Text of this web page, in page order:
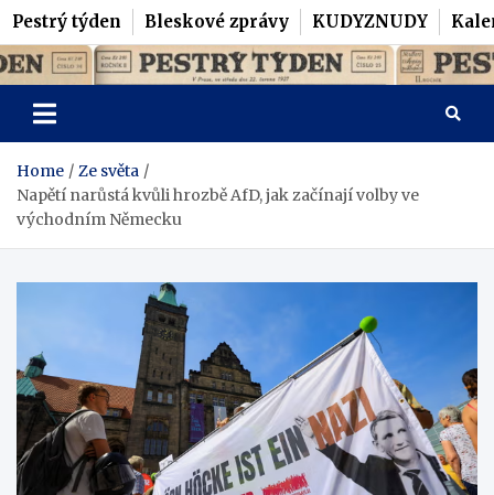
Pestrý týden Bleskové zprávy KUDYZNUDY
Skip
to
content
Pestrý Týden
Home
Ze světa
Napětí narůstá kvůli hrozbě AfD, jak začínají volby ve
východním Německu